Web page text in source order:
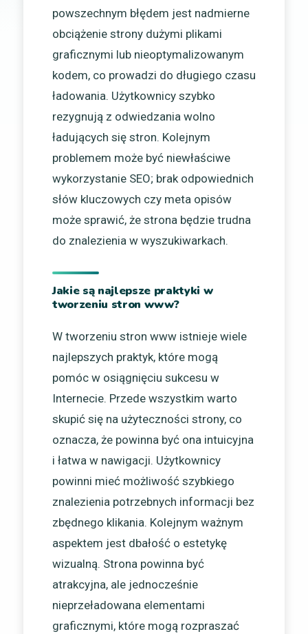
powszechnym błędem jest nadmierne
obciążenie strony dużymi plikami
graficznymi lub nieoptymalizowanym
kodem, co prowadzi do długiego czasu
ładowania. Użytkownicy szybko
rezygnują z odwiedzania wolno
ładujących się stron. Kolejnym
problemem może być niewłaściwe
wykorzystanie SEO; brak odpowiednich
słów kluczowych czy meta opisów
może sprawić, że strona będzie trudna
do znalezienia w wyszukiwarkach.
Jakie są najlepsze praktyki w
tworzeniu stron www?
W tworzeniu stron www istnieje wiele
najlepszych praktyk, które mogą
pomóc w osiągnięciu sukcesu w
Internecie. Przede wszystkim warto
skupić się na użyteczności strony, co
oznacza, że powinna być ona intuicyjna
i łatwa w nawigacji. Użytkownicy
powinni mieć możliwość szybkiego
znalezienia potrzebnych informacji bez
zbędnego klikania. Kolejnym ważnym
aspektem jest dbałość o estetykę
wizualną. Strona powinna być
atrakcyjna, ale jednocześnie
nieprzeładowana elementami
graficznymi, które mogą rozpraszać